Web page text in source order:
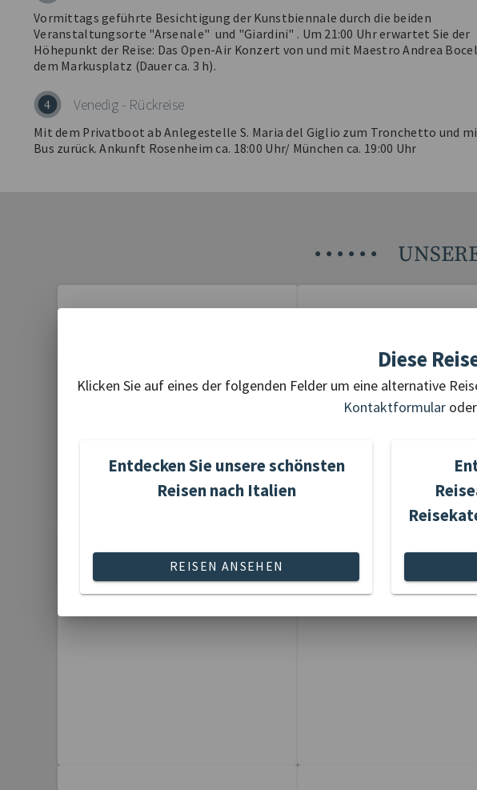
Vormittags geführte Besichtigung der Kunstbiennale durch die beiden
Veranstaltungsorte "Arsenale" und "Giardini" . Um 21:00 Uhr erwartet Sie der
Höhepunkt der Reise: Das Open-Air Konzert von und mit Maestro Andrea
dem Markusplatz (Dauer ca. 3 h).
4 Venedig - Rückreise
Mit dem Privatboot ab Anlegestelle S. Maria del Giglio zum Tronchetto und
Bus zurück. Ankunft Rosenheim ca. 18:00 Uhr/ München ca. 19:00 Uhr
• • • • • •
20 Reisen gefunden 1 Reise gefunden
Gartenreisen
Kurz- &
Städtereisen
Diese
Klicken Sie auf eines der folgenden Felder um eine alternative
Kontaktformular
Entdecken Sie unsere schönsten
Reisen nach Italien
REISEN ANSEHEN